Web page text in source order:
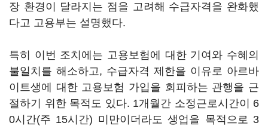
장 환경이 달라지는 점을 고려해 수급자격을 완화했
다고 고용부는 설명했다.
특히 이번 조치에는 고용보험에 대한 기여와 수혜의
불일치를 해소하고, 수급자격 제한을 이유로 아르바
이트생에 대한 고용보험 가입을 회피하는 관행을 근
절하기 위한 목적도 있다. 1개월간 소정근로시간이 6
0시간(주 15시간) 미만이더라도 생업을 목적으로 3